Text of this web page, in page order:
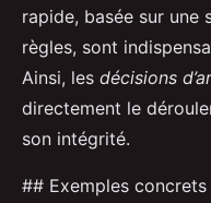
rapide, basée sur une
règles, sont
Ainsi, les décisions
directement le
son intégrité.
## Exemples